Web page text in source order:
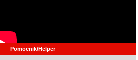
Pomocnik/Helper